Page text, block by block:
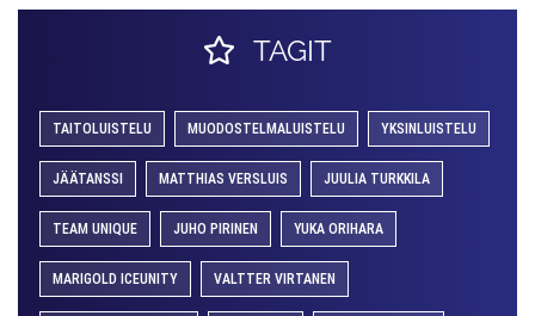
TAGIT
TAITOLUISTELU MUODOSTELMALUISTELU YKSINLUISTELU
JÄÄTANSSI MATTHIAS VERSLUIS JUULIA TURKKILA
TEAM UNIQUE JUHO PIRINEN YUKA ORIHARA
MARIGOLD ICEUNITY VALTTER VIRTANEN